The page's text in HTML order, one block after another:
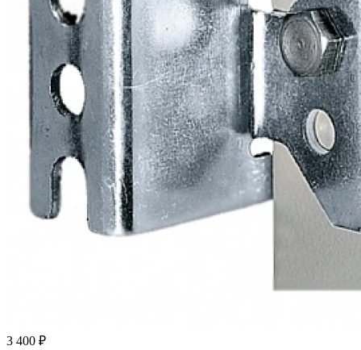
3 400 ₽